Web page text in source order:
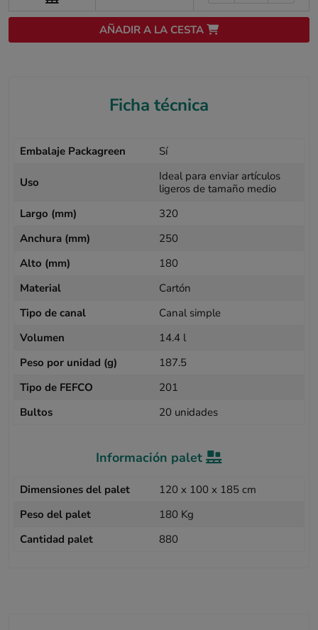
AÑADIR A LA CESTA
Ficha técnica
Embalaje Packagreen Sí
Uso
Ideal para enviar artículos
ligeros de tamaño medio
Largo (mm)
320
Anchura (mm)
250
Alto (mm)
180
Material
Cartón
Tipo de canal
Canal simple
Volumen
14.4 l
Peso por unidad (g)
187.5
Tipo de FEFCO
201
Bultos
20 unidades
Información palet
Dimensiones del palet
120 x 100 x 185 cm
Peso del palet
180 Kg
Cantidad palet
880